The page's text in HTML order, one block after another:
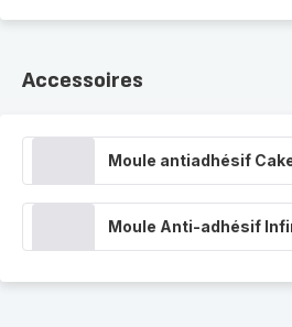
Accessoires
Moule antiadhésif
Moule Anti-adhésif